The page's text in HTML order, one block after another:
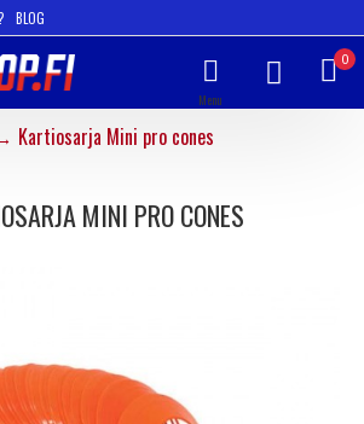
BLOG
0
Kartiosarja Mini pro cones
MINI PRO CONES